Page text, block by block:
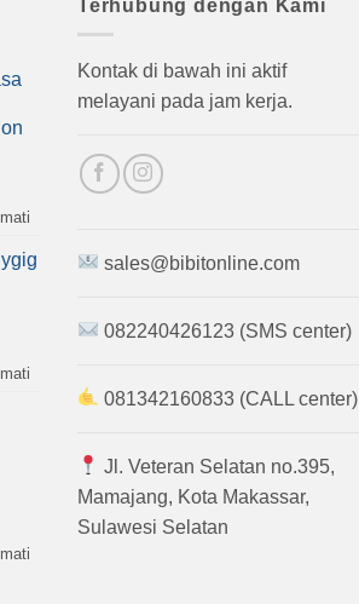
Terhubung dengan Kami
Kontak di bawah ini aktif
melayani pada jam kerja.
sales@bibitonline.com
082240426123 (SMS center)
081342160833 (CALL center)
Jl. Veteran Selatan no.395,
Mamajang, Kota Makassar,
Sulawesi Selatan